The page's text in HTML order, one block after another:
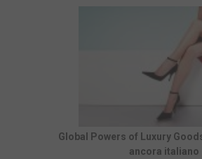
Global Powers of Luxury
ancora italiano